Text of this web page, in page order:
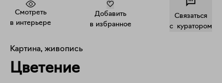
Смотреть
в интерьере
Добавить
в избранное
Связаться
c куратором
Картина, живопись
Цветение